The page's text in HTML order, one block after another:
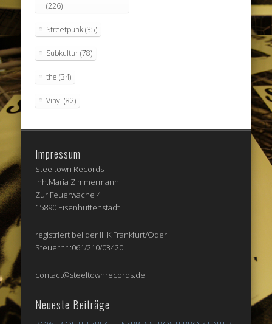
(226)
Streetpunk(35)
Subkultur(78)
the (34)
Vinyl (82)
Impressum
Steeltown Records
Inh.Maria Zimmermann
Zur Feuerwache 4
15890 Eisenhüttenstadt
registriert bei der IHK Frankfurt/Oder
Steuernr.:061/210/03420
contact@steeltownrecords.de
Neueste Beiträge